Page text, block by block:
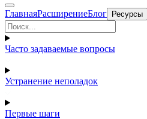
ГлавнаяРасширениеБлог Ресурсы
Часто задаваемые вопросы
Устранение неполадок
Первые шаги